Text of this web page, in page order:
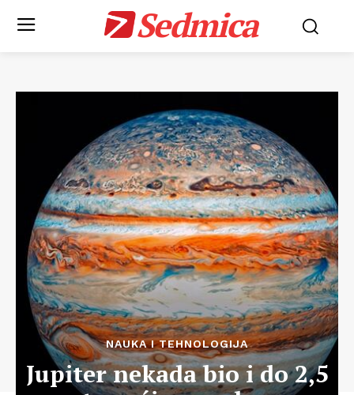
Sedmica
NAUKA I TEHNOLOGIJA
Jupiter nekada bio i do 2,5